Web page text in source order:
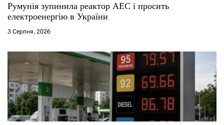
Румунія зупинила реактор АЕС і просить
електроенергію в України
3 Серпня, 2026